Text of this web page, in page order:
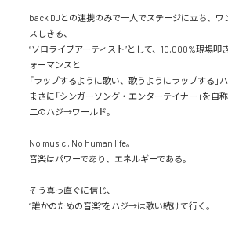
back DJとの連携のみで一人でステージに立ち、ワ
スしきる、
“ソロライブアーティスト”として、10,000%現場叩
ォーマンスと
「ラップするように歌い、歌うようにラップする」
まさに「シンガーソング・エンターテイナー」を自
二のハジ→ワールド。
No music , No human life。
音楽はパワーであり、エネルギーである。
そう真っ直ぐに信じ、